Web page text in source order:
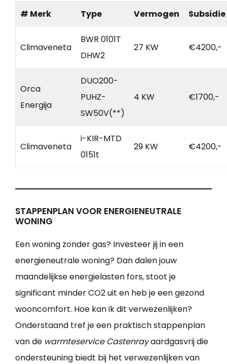
# Merk Type Vermogen Subsidie
Climaveneta
BWR 0101T
DHW2
27 KW €4200,-
Orca
Energija
DUO200-
PUHZ-
SW50V(**)
4 KW €1700,-
Climaveneta
i-KIR-MTD
0151t
29 KW €4200,-
STAPPENPLAN VOOR ENERGIENEUTRALE
WONING
Een woning zonder gas? Investeer jij in een
energieneutrale woning? Dan dalen jouw
maandelijkse energielasten fors, stoot je
significant minder CO2 uit en heb je een gezond
wooncomfort. Hoe kan ik dit verwezenlijken?
Onderstaand tref je een praktisch stappenplan
van de warmteservice Castenrayaardgasvrij die
ondersteuning biedt bij het verwezenlijken van